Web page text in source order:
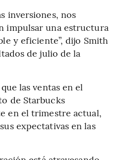
inversiones, nos
impulsar una estructura
y eficiente”, dijo Smith
de julio de la
las ventas en el
de Starbucks
en el trimestre actual,
expectativas en las